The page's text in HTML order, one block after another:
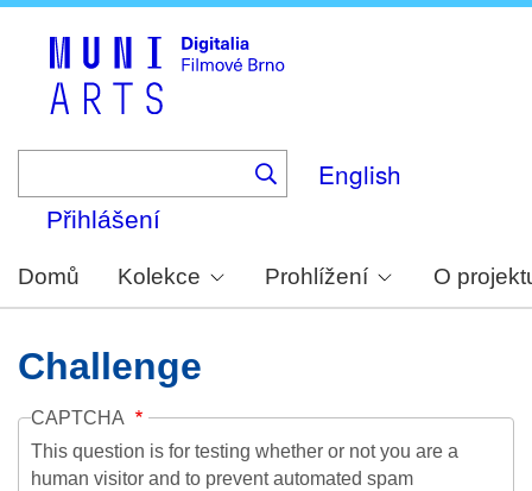
English
Přihlášení
Domů Kolekce Prohlížení O
Challenge
CAPTCHA
This question is for testing whether or not you are a
human visitor and to prevent automated spam